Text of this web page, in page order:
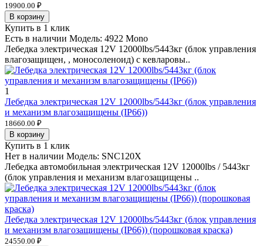
19900.00 ₽
В корзину
Купить в 1 клик
Есть в наличии Модель: 4922 Mono
Лебедка электрическая 12V 12000lbs/5443кг (блок управления
влагозащищен, , моносоленоид) с кевларовы..
1
Лебедка электрическая 12V 12000lbs/5443кг (блок управления
и механизм влагозащищены (IP66))
18660.00 ₽
В корзину
Купить в 1 клик
Нет в наличии Модель: SNC120X
Лебедка автомобильная электрическая 12V 12000lbs / 5443кг
(блок управления и механизм влагозащищены ..
Лебедка электрическая 12V 12000lbs/5443кг (блок управления
и механизм влагозащищены (IP66)) (порошковая краска)
24550.00 ₽